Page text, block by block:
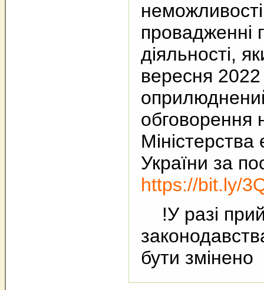
провадженні
діяльності,
вересня 2022
обговорення
Міністерства
України за
https://bit.ly/
!У разі
бути змінено